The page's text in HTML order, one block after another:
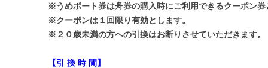
※うめボート券は舟券の購入時にご利用できるクーポン券
※クーポンは１回限り有効とします。
※２０歳未満の方への引換はお断りさせていただきます。
【引 換 時 間】